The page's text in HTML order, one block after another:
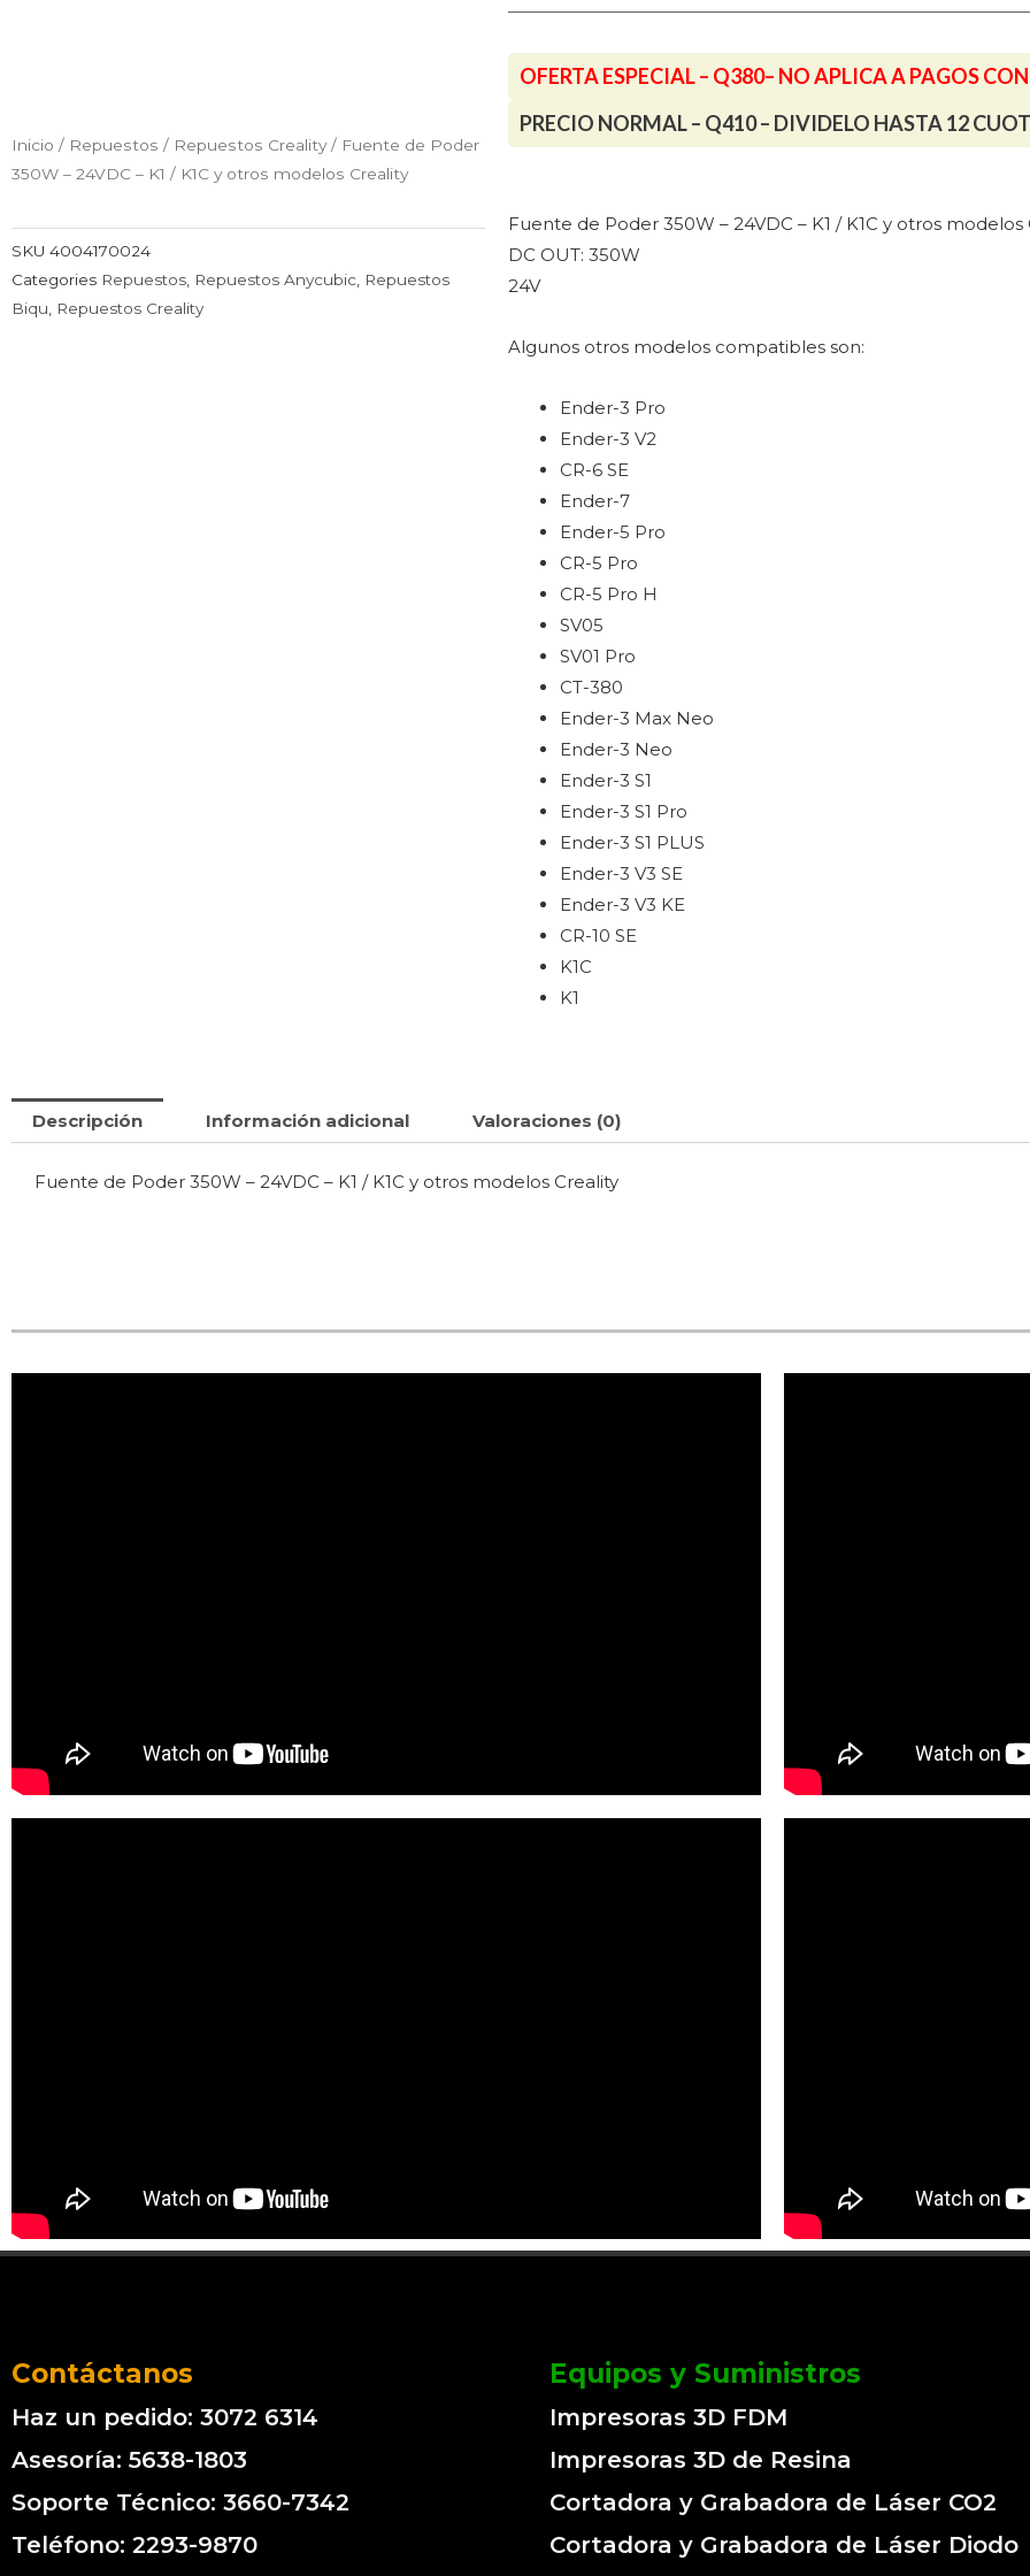
Inicio / Repuestos / Repuestos Creality/ Fuente de Poder
350W – 24VDC – K1 / K1C y otros modelos Creality
SKU 4004170024
Categories Repuestos Repuestos Anycubic Repuestos
Biqu
Repuestos Creality
y
otros
modelos
Creality
cantidad
OFERTA ESPECIAL – Q380– NO APLICA A PAGOS
PRECIO NORMAL – Q410 – DIVIDELO HASTA 12
Fuente de Poder 350W – 24VDC – K1 / K1C y otros modelos
DC OUT: 350W
24V
Algunos otros modelos compatibles son:
Ender-3 Pro
Ender-3 V2
CR-6 SE
Ender-7
Ender-5 Pro
CR-5 Pro
CR-5 Pro H
SV05
SV01 Pro
CT-380
Ender-3 Max Neo
Ender-3 Neo
Ender-3 S1
Ender-3 S1 Pro
Ender-3 S1 PLUS
Ender-3 V3 SE
Ender-3 V3 KE
CR-10 SE
K1C
K1
Descripción Información adicional Valoraciones (0)
Fuente de Poder 350W – 24VDC – K1 / K1C y otros modelos Creality
Contáctanos
Haz un pedido: 3072 6314
Asesoría: 5638-1803
Soporte Técnico: 3660-7342
Teléfono: 2293-9870
Equipos y Suministros
Impresoras 3D FDM
Impresoras 3D de Resina
Cortadora y Grabadora de Láser CO2
Cortadora y Grabadora de Láser Diodo